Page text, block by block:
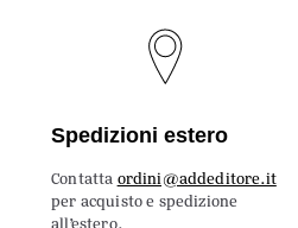
Spedizioni estero
Contatta ordini@addeditore.it
per acquisto e spedizione